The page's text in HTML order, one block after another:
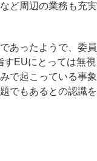
ど周辺の業務も充実
あったようで、委員
EUにとっては無視
で起こっている事象
でもあるとの認識を